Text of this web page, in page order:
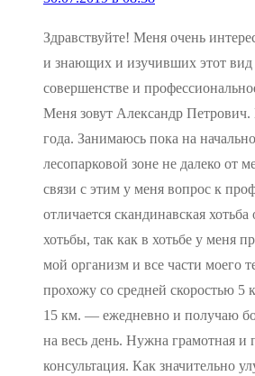
Здравствуйте! Меня очень
и знающих и изучивших этот вид
совершенстве и
Меня зовут Александр
года. Занимаюсь пока на
лесопарковой зоне не далеко от
связи с этим у меня вопрос к
отличается скандинавская
хотьбы, так как в хотьбе у меня
мой организм и все части моего
прохожу со средней скоростью 5
15 км. — ежедневно и получаю
на весь день. Нужна грамотная и
консультация. Как значительно